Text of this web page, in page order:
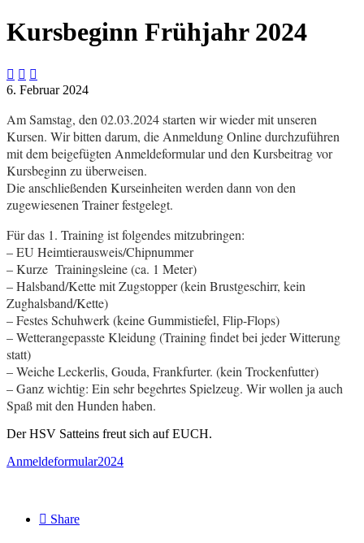
Kursbeginn Frühjahr 2024
  
6. Februar 2024
Am Samstag, den 02.03.2024 starten wir wieder mit unseren
Kursen. Wir bitten darum, die Anmeldung Online durchzuführen
mit dem beigefügten Anmeldeformular und den Kursbeitrag vor
Kursbeginn zu überweisen.
Die anschließenden Kurseinheiten werden dann von den
zugewiesenen Trainer festgelegt.
Für das 1. Training ist folgendes mitzubringen:
– EU Heimtierausweis/Chipnummer
– Kurze Trainingsleine (ca. 1 Meter)
– Halsband/Kette mit Zugstopper (kein Brustgeschirr, kein
Zughalsband/Kette)
– Festes Schuhwerk (keine Gummistiefel, Flip-Flops)
– Wetterangepasste Kleidung (Training findet bei jeder Witterung
statt)
– Weiche Leckerlis, Gouda, Frankfurter. (kein Trockenfutter)
– Ganz wichtig: Ein sehr begehrtes Spielzeug. Wir wollen ja auch
Spaß mit den Hunden haben.
Der HSV Satteins freut sich auf EUCH.
Anmeldeformular2024
 Share